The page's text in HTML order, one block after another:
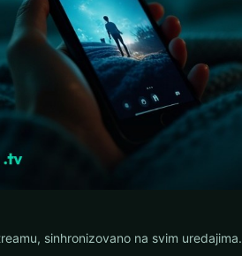
sinhronizovano na svim uredajima.